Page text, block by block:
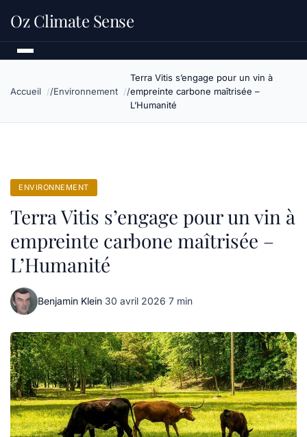
Oz Climate Sense
Accueil Environnement
Terra Vitis s’engage pour un vin à
empreinte carbone maîtrisée –
L’Humanité
ENVIRONNEMENT
Terra Vitis s’engage pour un vin à
empreinte carbone maîtrisée –
L’Humanité
Benjamin Klein·30 avril 2026·7 min